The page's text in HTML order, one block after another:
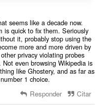
seems like a decade now.
is quick to fix them. Seriously
it, probably stop using the
more and more driven by
privacy violating probes
even browsing Wikipedia is
like Ghostery, and as far as
1 choice.
Responder Citar